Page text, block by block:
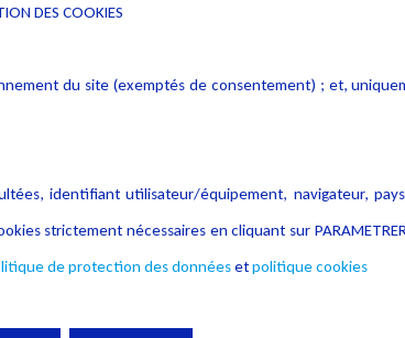
DES COOKIES
du site (exemptés de consentement) ; et,
identifiant utilisateur/équipement, navigateur,
strictement nécessaires en cliquant sur
de protection des donnéesetpolitique cookies